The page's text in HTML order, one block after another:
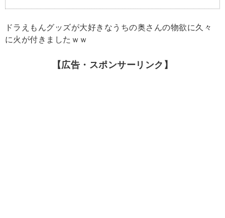
ドラえもんグッズが大好きなうちの奥さんの物欲に久々
に火が付きましたｗｗ
【広告・スポンサーリンク】